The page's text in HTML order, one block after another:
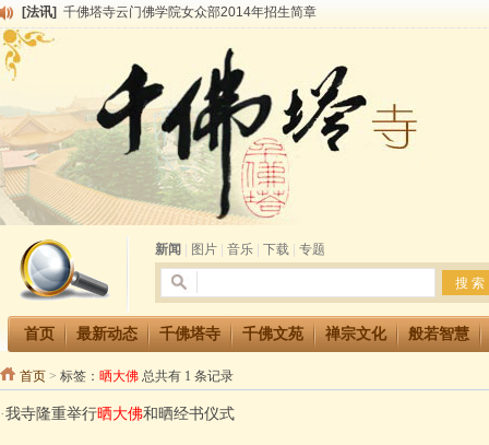
[法讯] 千佛塔寺云门佛学院女众部2014年招生简章
[法讯]
共赴华藏世界 进入最后七天倒计时 殊胜华严法会 快快同享富贵庄严海
千佛塔寺阅藏堂周末阅藏报名通知
[法讯]
清明节祭祖报恩地藏法会
[法讯] 本寺方丈上明下慧尼和尚开讲《六祖坛经》
[法讯]
2015-3-26师父于法堂对大众的开示
[法讯]
广东千佛塔寺云门佛学院女众部 2016年招生简章
[法讯]
恭请海涛法师莅临千佛塔寺弘法
[法讯] 2014年七月大法会 祈福息灾地藏七 冥阳两利普渡群蒙盂兰盆
新闻
图片 音乐 下载 专题
首页 最新动态 千佛塔寺 千佛文苑 禅宗文化 般若智慧
首页 > 标签： 晒大佛 总共有 1 条记录
·我寺隆重举行晒大佛和晒经书仪式